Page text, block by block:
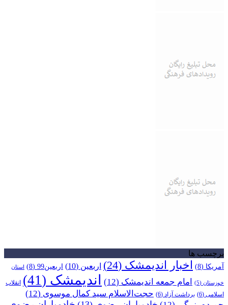
برچسب ها
آمریکا (8) اخبار اندیمشک (24) اربعین (10) اربعین99 (8) استان
خوزستان (5) امام جمعه اندیمشک (12) اندیمشک (41)
انقلاب
اسلامی (6) برداشت آزاد (6) حجت‌الاسلام سید کمال موسوی (12)